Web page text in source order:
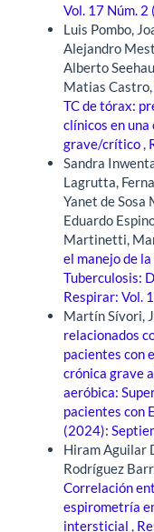
Vol. 17 Núm.
Luis Pombo,
Alejandro
Alberto
Matias Castro,
TC de tórax:
clínicos en
grave/crítico,
Sandra
Lagrutta,
Yanet de Sosa
Eduardo
Martinetti,
el manejo de
Tuberculosis:
Respirar: Vol.
Martín Sívori,
relacionados
pacientes con
crónica grave
aeróbica:
pacientes con
(2024):
Hiram Aguilar
Rodríguez
Correlación
espirometría
intersticial ,